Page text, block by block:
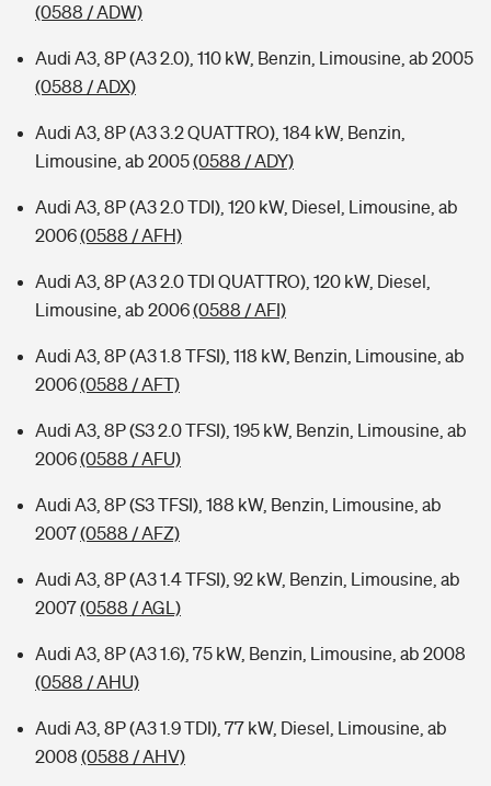
(0588 / ADW)
Audi A3, 8P (A3 2.0), 110 kW, Benzin, Limousine, ab 2005
(0588 / ADX)
Audi A3, 8P (A3 3.2 QUATTRO), 184 kW, Benzin,
Limousine, ab 2005(0588 / ADY)
Audi A3, 8P (A3 2.0 TDI), 120 kW, Diesel, Limousine, ab
2006(0588 / AFH)
Audi A3, 8P (A3 2.0 TDI QUATTRO), 120 kW, Diesel,
Limousine, ab 2006(0588 / AFI)
Audi A3, 8P (A3 1.8 TFSI), 118 kW, Benzin, Limousine, ab
2006(0588 / AFT)
Audi A3, 8P (S3 2.0 TFSI), 195 kW, Benzin, Limousine, ab
2006(0588 / AFU)
Audi A3, 8P (S3 TFSI), 188 kW, Benzin, Limousine, ab
2007(0588 / AFZ)
Audi A3, 8P (A3 1.4 TFSI), 92 kW, Benzin, Limousine, ab
2007(0588 / AGL)
Audi A3, 8P (A3 1.6), 75 kW, Benzin, Limousine, ab 2008
(0588 / AHU)
Audi A3, 8P (A3 1.9 TDI), 77 kW, Diesel, Limousine, ab
2008 (0588 / AHV)